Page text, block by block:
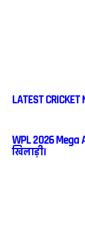
LATEST CRICKET
WPL 2026 Mega
खिलाड़ी।